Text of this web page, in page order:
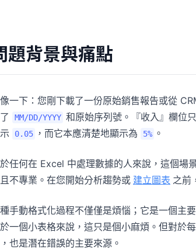
題背景與痛點
一下：您剛下載了一份原始銷售報告或從
MM/DD/YYYY 和原始序列號。『收入』欄位
0.05 ，而它本應清楚地顯示為 5% 。
任何在 Excel 中處理數據的人來說，這個場
不專業。在您開始分析趨勢或 建立圖表 之前
手動格式化過程不僅僅是煩惱；它是一個主
一個小表格來說，這只是個小麻煩。但對於
也是潛在錯誤的主要來源。